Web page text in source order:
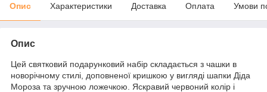
Опис Характеристики Доставка Оплата Умови
Опис
Цей святковий подарунковий набір складається з чашки в
новорічному стилі, доповненої кришкою у вигляді шапки Діда
Мороза та зручною ложечкою. Яскравий червоний колір і